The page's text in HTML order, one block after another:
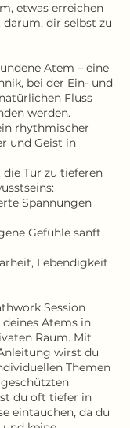
etwas erreichen
darum, dir selbst zu
Atem – eine
bei der Ein- und
Fluss
werden.
rhythmischer
und Geist in
Tür zu tieferen
Spannungen
Gefühle sanft
Lebendigkeit
Session
Atems in
Raum. Mit
wirst du
Themen
du oft tiefer in
eintauchen, da du